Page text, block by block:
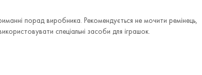
порад виробника. Рекомендується не мочити ремінець,
спеціальні засоби для іграшок.